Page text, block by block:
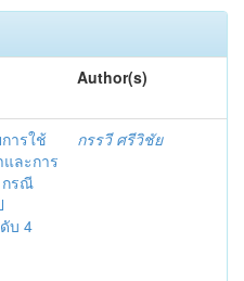
Author(s)
ารใช้
ละการ
กรณี
บ 4
กรรวี ศรีวิชัย